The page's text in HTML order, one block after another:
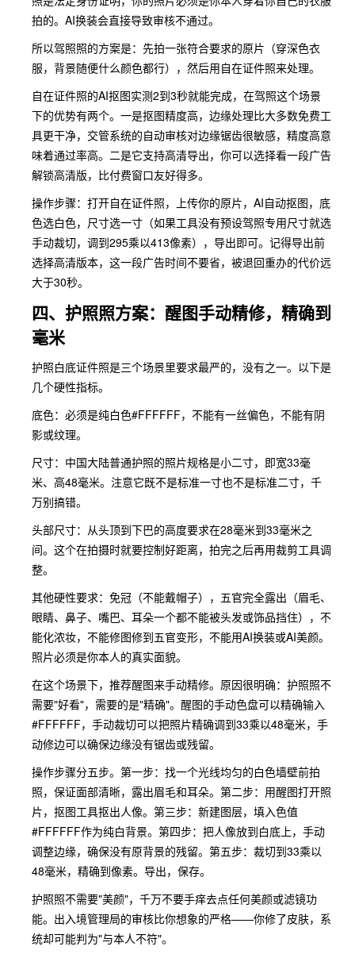
拍的。AI换装会直接导致审核不通过。
所以驾照照的方案是：先拍一张符合要求的原片（穿深色衣
服，背景随便什么颜色都行），然后用自在证件照来处理。
自在证件照的AI抠图实测2到3秒就能完成，在驾照这个场景
下的优势有两个。一是抠图精度高，边缘处理比大多数免费工
具更干净，交管系统的自动审核对边缘锯齿很敏感，精度高意
味着通过率高。二是它支持高清导出，你可以选择看一段广告
解锁高清版，比付费窗口友好得多。
操作步骤：打开自在证件照，上传你的原片，AI自动抠图，底
色选白色，尺寸选一寸（如果工具没有预设驾照专用尺寸就选
手动裁切，调到295乘以413像素），导出即可。记得导出前
选择高清版本，这一段广告时间不要省，被退回重办的代价远
大于30秒。
四、护照照方案：醒图手动精修，精确到
毫米
护照白底证件照是三个场景里要求最严的，没有之一。以下是
几个硬性指标。
底色：必须是纯白色#FFFFFF，不能有一丝偏色，不能有阴
影或纹理。
尺寸：中国大陆普通护照的照片规格是小二寸，即宽33毫
米、高48毫米。注意它既不是标准一寸也不是标准二寸，千
万别搞错。
头部尺寸：从头顶到下巴的高度要求在28毫米到33毫米之
间。这个在拍摄时就要控制好距离，拍完之后再用裁剪工具调
整。
其他硬性要求：免冠（不能戴帽子），五官完全露出（眉毛、
眼睛、鼻子、嘴巴、耳朵一个都不能被头发或饰品挡住），不
能化浓妆，不能修图修到五官变形，不能用AI换装或AI美颜。
照片必须是你本人的真实面貌。
在这个场景下，推荐醒图来手动精修。原因很明确：护照照不
需要"好看"，需要的是"精确"。醒图的手动色盘可以精确输入
#FFFFFF，手动裁切可以把照片精确调到33乘以48毫米，手
动修边可以确保边缘没有锯齿或残留。
操作步骤分五步。第一步：找一个光线均匀的白色墙壁前拍
照，保证面部清晰，露出眉毛和耳朵。第二步：用醒图打开照
片，抠图工具抠出人像。第三步：新建图层，填入色值
#FFFFFF作为纯白背景。第四步：把人像放到白底上，手动
调整边缘，确保没有原背景的残留。第五步：裁切到33乘以
48毫米，精确到像素。导出，保存。
护照照不需要"美颜"，千万不要手痒去点任何美颜或滤镜功
能。出入境管理局的审核比你想象的严格——你修了皮肤，系
统却可能判为"与本人不符"。